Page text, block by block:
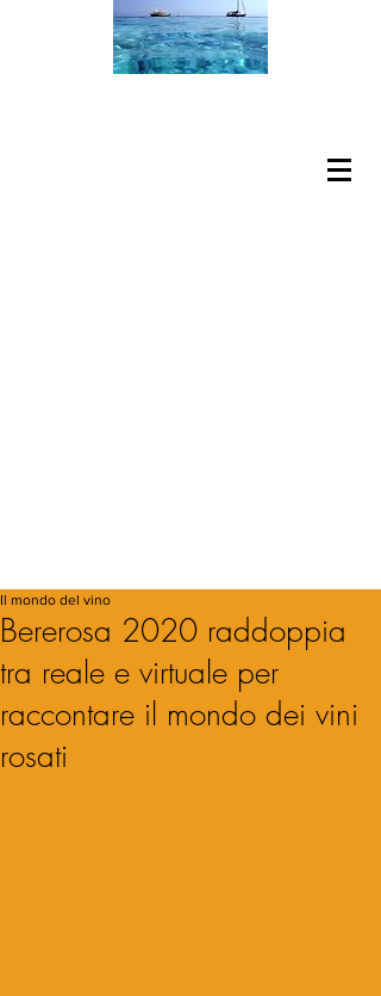
Bererosa 2020 raddoppia
tra reale e virtuale per
raccontare il mondo dei vini
rosati
Il mondo del vino